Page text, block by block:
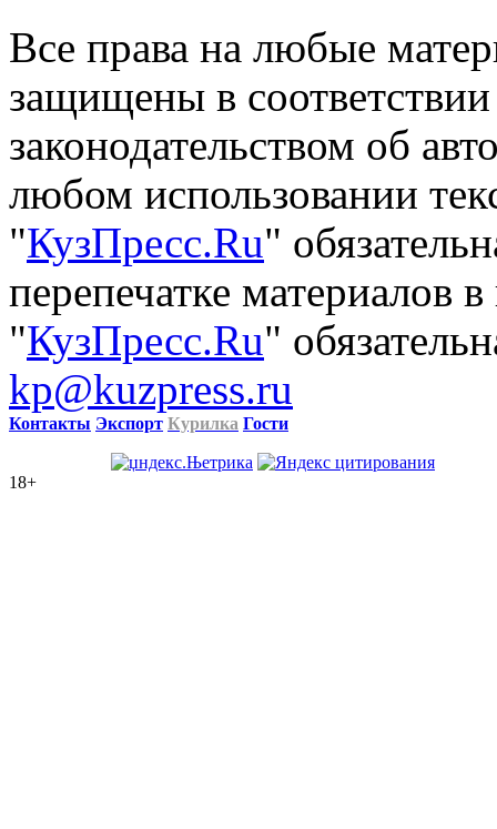
Все права на любые
защищены в
законодательством об
любом использовании
"КузПресс.Ru"
перепечатке материалов
"КузПресс.Ru"
kp@kuzpress.ru
Контакты Экспорт Курилка Гости
18+